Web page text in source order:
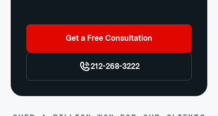
Get a Free Consultation
212-268-3222